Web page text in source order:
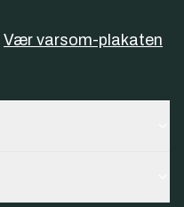
Vær varsom-plakaten